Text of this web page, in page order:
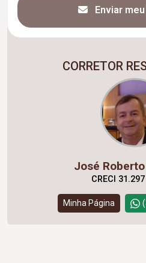
Enviar
CORRETOR
José
CRECI
Minha Página